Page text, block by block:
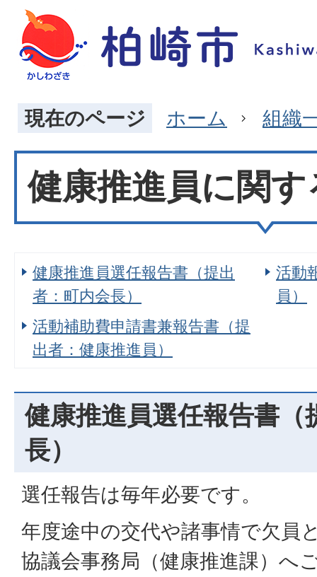
現在のページ ホーム 組織
健康推進員に関
健康推進員選任報告書（提出
者：町内会長）
活動
員）
活動補助費申請書兼報告書（提
出者：健康推進員）
健康推進員選任報告書（
長）
選任報告は毎年必要です。
年度途中の交代や諸事情で欠員
協議会事務局（健康推進課）へ